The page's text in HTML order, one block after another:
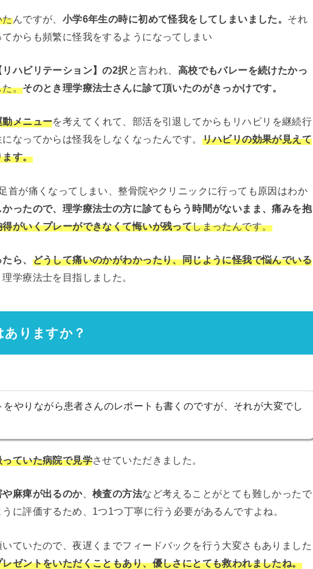
たんですが、 小学6年生の時に初めて怪我をしてしまいました。 それ
からも頻繁に怪我をするようになってしまい
リハビリテーション】の2択 と言われ、 高校でもバレーを続けたかっ
た。そのとき理学療法士さんに診て頂いたのがきっかけです。
動メニューを考えてくれて、部活を引退してからもリハビリを継続行
なってからは怪我をしなくなったんです。 リハビリの効果が見えて
ます。
首が痛くなってしまい、整骨院やクリニックに行っても原因はわか
かったので、理学療法士の方に診てもらう時間がないまま、痛みを抱
得がいくプレーができなくて悔いが残ってしまったんです。
ら、 どうして痛いのかがわかったり、同じように怪我で悩んでいる
学療法士を目指しました。
ありますか？
をやりながら患者さんのレポートも書くのですが、それが大変でし
ていた病院で見学させていただきました。
や麻痺が出るのか、検査の方法など考えることがとても難しかったで
に評価するため、1つ1つ丁寧に行う必要があるんですよね。
ていたので、夜遅くまでフィードバックを行う大変さもありました
ゼントをいただくこともあり、優しさにとても救われましたね。